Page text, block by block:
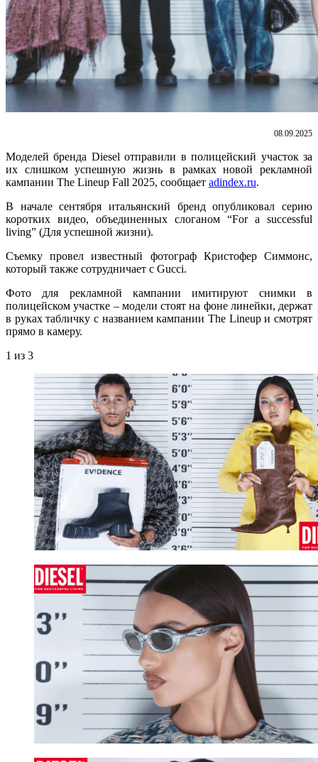
08.09.2025
Моделей бренда Diesel отправили в полицейский участок за
их слишком успешную жизнь в рамках новой рекламной
кампании The Lineup Fall 2025, сообщает adindex.ru.
В начале сентября итальянский бренд опубликовал серию
коротких видео, объединенных слоганом “For a successful
living” (Для успешной жизни).
Съемку провел известный фотограф Кристофер Симмонс,
который также сотрудничает с Gucci.
Фото для рекламной кампании имитируют снимки в
полицейском участке – модели стоят на фоне линейки, держат
в руках табличку с названием кампании The Lineup и смотрят
прямо в камеру.
1 из 3